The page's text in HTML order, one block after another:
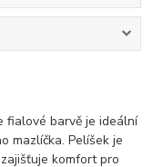
fialové barvě je ideální
mazlíčka. Pelíšek je
komfort pro